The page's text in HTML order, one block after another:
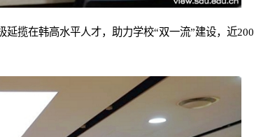
揽在韩高水平人才，助力学校“双一流”建设，近200